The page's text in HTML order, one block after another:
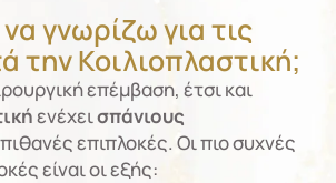
γνωρίζω για τις
την Κοιλιοπλαστική;
επέμβαση, έτσι και
ενέχεισπάνιους
επιπλοκές. Οι πιο συχνές
είναι οι εξής: